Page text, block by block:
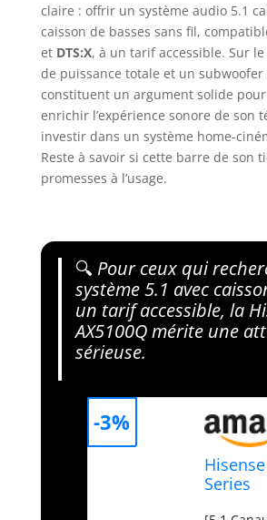
claire : offrir un système audio 5.1
caisson de basses sans fil,
et DTS:X, à un tarif accessible. Sur
de puissance totale et un subwoofer
constituent un argument solide
enrichir l’expérience sonore de son
investir dans un système home-
Reste à savoir si cette barre de son
promesses à l’usage.
🔍 Pour ceux qui
système 5.1 avec
un tarif accessible, la
AX5100Q mérite une
sérieuse.
Series
-3%